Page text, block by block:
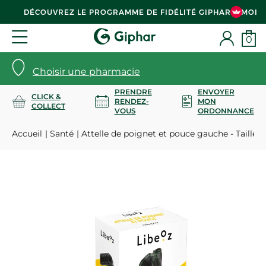
DÉCOUVREZ LE PROGRAMME DE FIDÉLITÉ GIPHAR & MOI
Choisir une pharmacie
0
CLICK &
COLLECT
PRENDRE
RENDEZ-
VOUS
ENVOYER
MON
ORDONNANCE
Accueil Santé Attelle de poignet et pouce gauche - Taille 1